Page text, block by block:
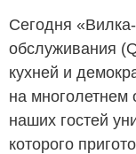
Сегодня
обслуживания
кухней и
на
наших гостей
которого